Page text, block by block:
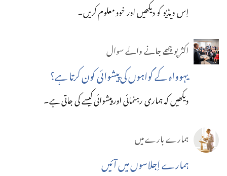
اِس ویڈیو کو دیکھیں اور خود معلوم کریں۔‏
اکثر پوچھے جانے والے سوال
یہوواہ کے گواہوں کی پیشوائی کون کرتا ہے؟‏
دیکھیں کہ ہماری رہنمائی اور پیشوائی کیسے کی جاتی ہے۔‏
ہمارے بارے میں
ہمارے اِجلاسوں میں آئیں